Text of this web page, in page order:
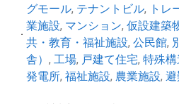
グモール, テナントビル, トレ
業施設, マンション,仮設建築
共・教育・福祉施設,公民館,
舎）,工場, 戸建て住宅,特殊
発電所,福祉施設, 農業施設,